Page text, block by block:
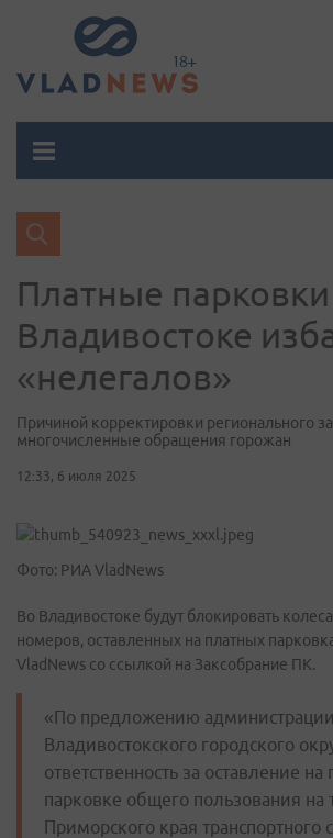
Платные
Владивостоке
«нелегалов»
Причиной корректировки регионального
многочисленные обращения горожан
12:33, 6 июля 2025
Фото: РИА VladNews
Во Владивостоке будут блокировать
номеров, оставленных на платных
VladNews со ссылкой на Заксобрание ПК.
«По предложению администрации
Владивостокского городского
ответственность за оставление на
парковке общего пользования на
Приморского края транспортного